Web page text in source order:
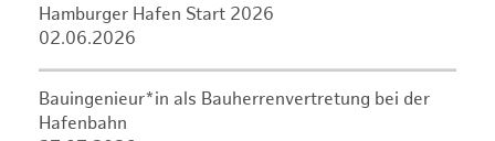
Hamburger Hafen Start 2026
02.06.2026
Bauingenieur*in als Bauherrenvertretung bei der
Hafenbahn